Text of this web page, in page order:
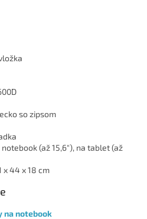
so zipsom
(až 15,6"), na tablet (až
x 44 x 18 cm
na notebook